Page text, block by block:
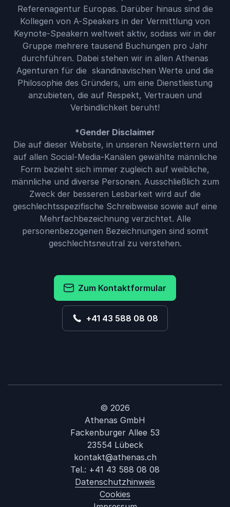
Referenagentur Europas. Darüber hinaus sind die
Kollegen von A-Speakers in der Vermittlung von
Keynote-Speakern weltweit aktiv, sodass wir in der
Gruppe mehrere tausend Buchungen pro Jahr
durchführen. Dabei stehen wir in allen Athenas
Agenturen für die skandinavischen Werte und die
Philosophie des Gründers, um eine Dienstleistung
anzubieten, die auf Respekt, Vertrauen und
Verbindlichkeit beruht!
*Gender Disclaimer
Die auf dieser Website, in unseren Newslettern und
auf allen Social-Media-Kanälen gewählte männliche
Form bezieht sich immer zugleich auf weibliche,
männliche und diverse Personen. Ausschließlich zum
Zweck der besseren Lesbarkeit wird auf die
geschlechtsspezifische Schreibweise sowie auf eine
Mehrfachbezeichnung verzichtet. Alle
personenbezogenen Bezeichnungen sind somit
geschlechtsneutral zu verstehen.
Zum Kontaktformular
+41 43 588 08 08
© 2026
Athenas GmbH
Fackenburger Allee 53
23554 Lübeck
kontakt@athenas.ch
Tel.: +41 43 588 08 08
Datenschutzhinweis
Cookies